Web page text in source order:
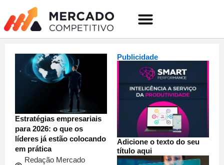
conteúdo
para
conteúdo
Estratégias empresariais
para 2026: o que os
líderes já estão colocando
em prática
Redação Mercado
Publicidade
Adicione o texto do seu
título aqui